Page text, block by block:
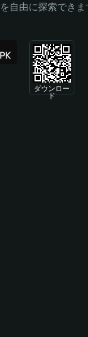
自由に探索できま
ダウンロー
ド